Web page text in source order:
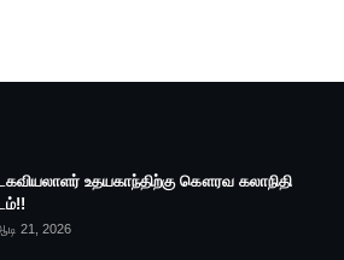
உதயகாந்திற்கு கௌரவ கலாநிதி
21, 2026